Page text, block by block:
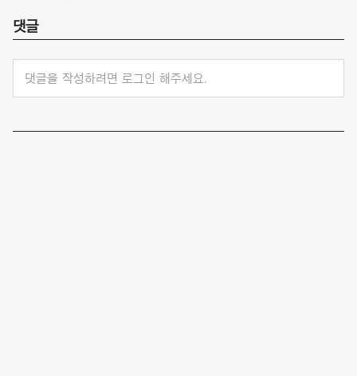
댓글
댓글을 작성하려면 로그인 해주세요.